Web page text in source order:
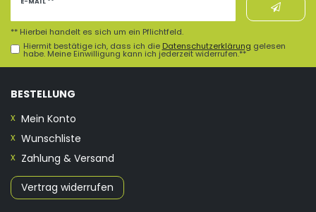
Hiermit bestätige ich, dass ich die Daten­schutz­erklärung gelesen
habe. Meine Einwilligung kann ich jederzeit widerrufen.**
** Hierbei handelt es sich um ein Pflichtfeld.
BESTELLUNG
Mein Konto
Wunschliste
Zahlung & Versand
Vertrag widerrufen